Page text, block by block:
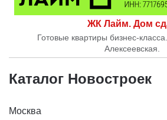
ЖК Лайм. Дом
Готовые квартиры бизнес-
Алексеевская.
Каталог Новостроек
Москва